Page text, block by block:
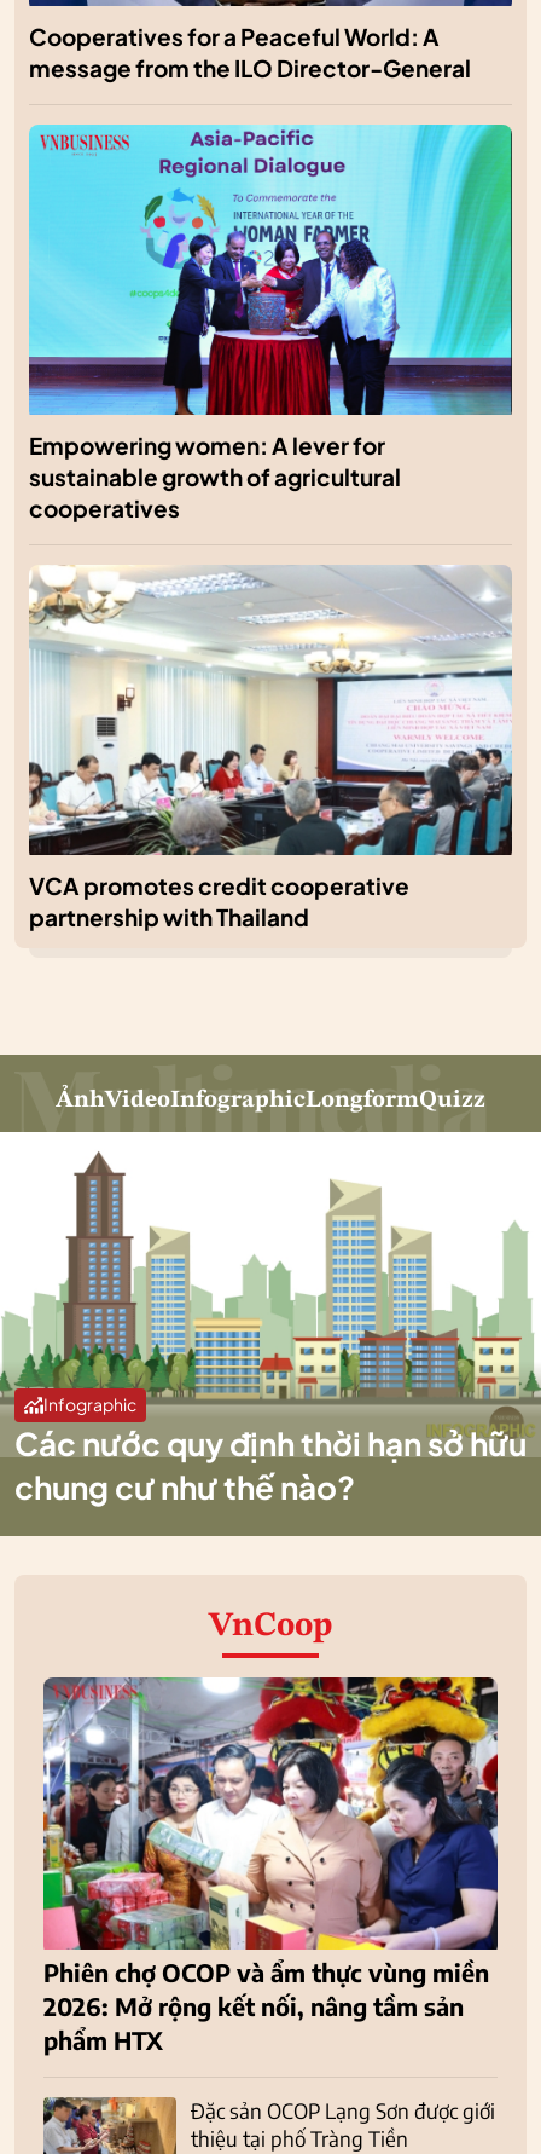
Cooperatives for a Peaceful World: A
message from the ILO Director-General
Empowering women: A lever for
sustainable growth of agricultural
cooperatives
VCA promotes credit cooperative
partnership with Thailand
ẢnhVideoInfographicLongformQuizz
Infographic
Các nước quy định thời hạn sở hữu
chung cư như thế nào?
VnCoop
Phiên chợ OCOP và ẩm thực vùng miền
2026: Mở rộng kết nối, nâng tầm sản
phẩm HTX
Đặc sản OCOP Lạng Sơn được giới
thiệu tại phố Tràng Tiền